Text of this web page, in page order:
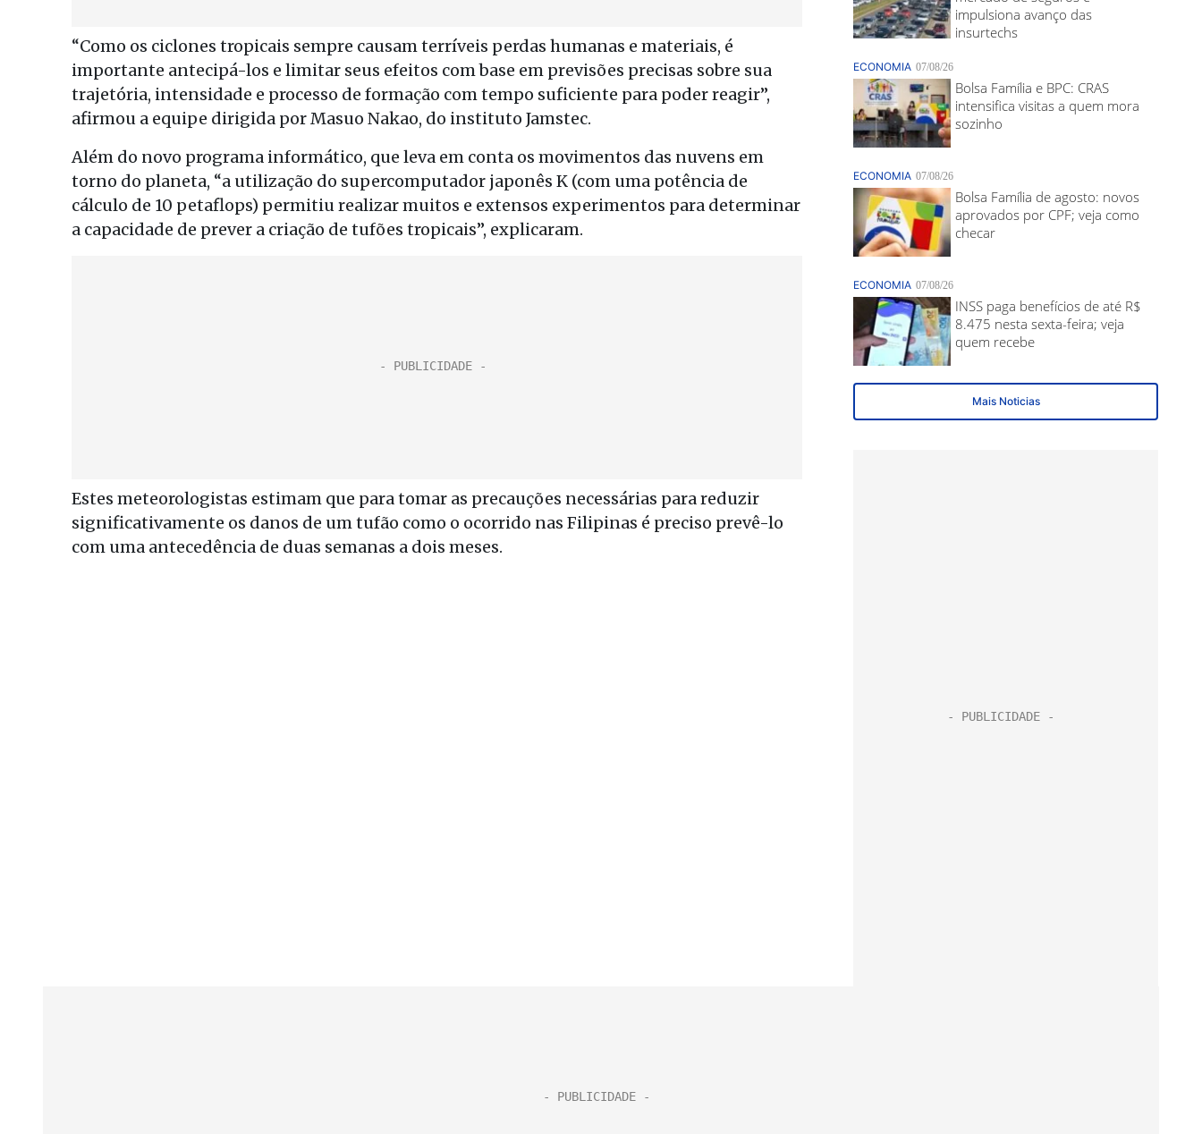
“Como os ciclones tropicais sempre causam terríveis perdas humanas e materiais, é
importante antecipá-los e limitar seus efeitos com base em previsões precisas sobre sua
trajetória, intensidade e processo de formação com tempo suficiente para poder reagir”,
afirmou a equipe dirigida por Masuo Nakao, do instituto Jamstec.
Além do novo programa informático, que leva em conta os movimentos das nuvens em
torno do planeta, “a utilização do supercomputador japonês K (com uma potência de
cálculo de 10 petaflops) permitiu realizar muitos e extensos experimentos para determinar
a capacidade de prever a criação de tufões tropicais”, explicaram.
Estes meteorologistas estimam que para tomar as precauções necessárias para reduzir
significativamente os danos de um tufão como o ocorrido nas Filipinas é preciso prevê-lo
com uma antecedência de duas semanas a dois meses.